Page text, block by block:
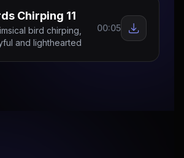
Chirping 11
bird chirping,
and lighthearted
00:05